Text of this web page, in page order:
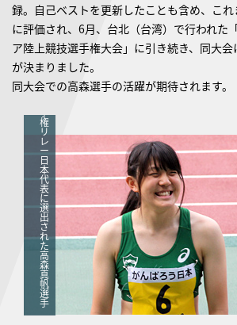
録。自己ベストを更新したことも含め、こ
に評価され、6月、台北（台湾）で行われた
ア陸上競技選手権大会」に引き続き、同大
が決まりました。
同大会での高森選手の活躍が期待されます。
世
界
ジ
ュ
ニ
ア
陸
上
競
技
手
権
リ
レ
ー
日
本
代
表
に
選
出
さ
れ
た
高
森
真
帆
選
手